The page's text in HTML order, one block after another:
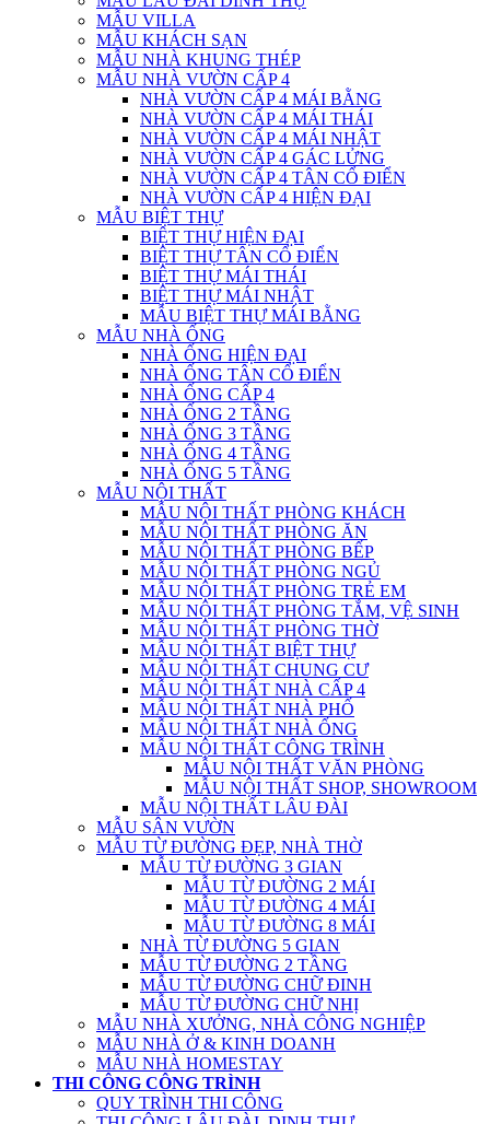
MẪU VILLA
MẪU KHÁCH SẠN
MẪU NHÀ KHUNG THÉP
MẪU NHÀ VƯỜN CẤP 4
NHÀ VƯỜN CẤP 4 MÁI BẰNG
NHÀ VƯỜN CẤP 4 MÁI THÁI
NHÀ VƯỜN CẤP 4 MÁI NHẬT
NHÀ VƯỜN CẤP 4 GÁC LỬNG
NHÀ VƯỜN CẤP 4 TÂN CỔ ĐIỂN
NHÀ VƯỜN CẤP 4 HIỆN ĐẠI
MẪU BIỆT THỰ
BIỆT THỰ HIỆN ĐẠI
BIỆT THỰ TÂN CỔ ĐIỂN
BIỆT THỰ MÁI THÁI
BIỆT THỰ MÁI NHẬT
MẪU BIỆT THỰ MÁI BẰNG
MẪU NHÀ ỐNG
NHÀ ỐNG HIỆN ĐẠI
NHÀ ỐNG TÂN CỔ ĐIỂN
NHÀ ỐNG CẤP 4
NHÀ ỐNG 2 TẦNG
NHÀ ỐNG 3 TẦNG
NHÀ ỐNG 4 TẦNG
NHÀ ỐNG 5 TẦNG
MẪU NỘI THẤT
MẪU NỘI THẤT PHÒNG KHÁCH
MẪU NỘI THẤT PHÒNG ĂN
MẪU NỘI THẤT PHÒNG BẾP
MẪU NỘI THẤT PHÒNG NGỦ
MẪU NỘI THẤT PHÒNG TRẺ EM
MẪU NỘI THẤT PHÒNG TẮM, VỆ SINH
MẪU NỘI THẤT PHÒNG THỜ
MẪU NỘI THẤT BIỆT THỰ
MẪU NỘI THẤT CHUNG CƯ
MẪU NỘI THẤT NHÀ CẤP 4
MẪU NỘI THẤT NHÀ PHỐ
MẪU NỘI THẤT NHÀ ỐNG
MẪU NỘI THẤT CÔNG TRÌNH
MẪU NỘI THẤT VĂN PHÒNG
MẪU NỘI THẤT SHOP, SHOWROOM
MẪU NỘI THẤT LÂU ĐÀI
MẪU SÂN VƯỜN
MẪU TỪ ĐƯỜNG ĐẸP, NHÀ THỜ
MẪU TỪ ĐƯỜNG 3 GIAN
MẪU TỪ ĐƯỜNG 2 MÁI
MẪU TỪ ĐƯỜNG 4 MÁI
MẪU TỪ ĐƯỜNG 8 MÁI
NHÀ TỪ ĐƯỜNG 5 GIAN
MẪU TỪ ĐƯỜNG 2 TẦNG
MẪU TỪ ĐƯỜNG CHỮ ĐINH
MẪU TỪ ĐƯỜNG CHỮ NHỊ
MẪU NHÀ XƯỞNG, NHÀ CÔNG NGHIỆP
MẪU NHÀ Ở & KINH DOANH
MẪU NHÀ HOMESTAY
THI CÔNG CÔNG TRÌNH
QUY TRÌNH THI CÔNG